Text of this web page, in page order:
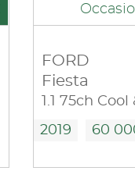
FORD
Fiesta
1.1 75ch
2019 60